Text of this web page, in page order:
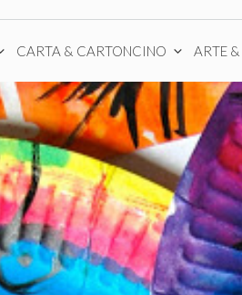
CARTA & CARTONCINO ARTE